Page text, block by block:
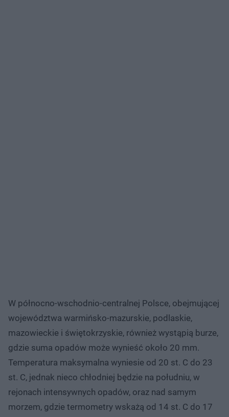
W północno-wschodnio-centralnej Polsce, obejmującej
województwa warmińsko-mazurskie, podlaskie,
mazowieckie i świętokrzyskie, również wystąpią burze,
gdzie suma opadów może wynieść około 20 mm.
Temperatura maksymalna wyniesie od 20 st. C do 23
st. C, jednak nieco chłodniej będzie na południu, w
rejonach intensywnych opadów, oraz nad samym
morzem, gdzie termometry wskażą od 14 st. C do 17